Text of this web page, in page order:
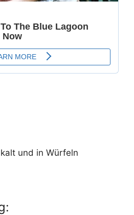
und in Würfeln